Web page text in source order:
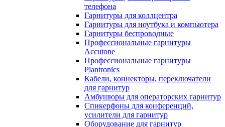
телефона
Гарнитуры для коллцентра
Гарнитуры для ноутбука и компьютера
Гарнитуры беспроводные
Профессиональные гарнитуры
Accutone
Профессиональные гарнитуры
Plantronics
Кабели, коннекторы, переключатели
для гарнитур
Амбушюры для операторских гарнитур
Cпикерфоны для конференций,
усилители для гарнитур
Оборудование для гарнитур